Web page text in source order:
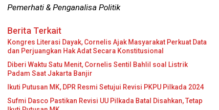
Pemerhati & Penganalisa Politik
Berita Terkait
Kongres Literasi Dayak, Cornelis Ajak Masyarakat Perkuat Data
dan Perjuangkan Hak Adat Secara Konstitusional
Diberi Waktu Satu Menit, Cornelis Sentil Bahlil soal Listrik
Padam Saat Jakarta Banjir
Ikuti Putusan MK, DPR Resmi Setujui Revisi PKPU Pilkada 2024
Sufmi Dasco Pastikan Revisi UU Pilkada Batal Disahkan, Tetap